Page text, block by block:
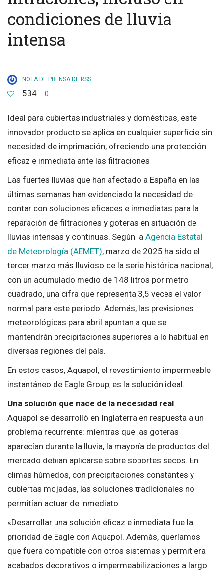
condiciones de lluvia
intensa
NOTA DE PRENSA DE RSS
534 0
Ideal para cubiertas industriales y domésticas, este
innovador producto se aplica en cualquier superficie sin
necesidad de imprimación, ofreciendo una protección
eficaz e inmediata ante las filtraciones
Las fuertes lluvias que han afectado a España en las
últimas semanas han evidenciado la necesidad de
contar con soluciones eficaces e inmediatas para la
reparación de filtraciones y goteras en situación de
lluvias intensas y continuas. Según la Agencia Estatal
de Meteorología (AEMET), marzo de 2025 ha sido el
tercer marzo más lluvioso de la serie histórica nacional,
con un acumulado medio de 148 litros por metro
cuadrado, una cifra que representa 3,5 veces el valor
normal para este periodo. Además, las previsiones
meteorológicas para abril apuntan a que se
mantendrán precipitaciones superiores a lo habitual en
diversas regiones del país.
En estos casos, Aquapol, el revestimiento impermeable
instantáneo de Eagle Group, es la solución ideal.
Una solución que nace de la necesidad real
Aquapol se desarrolló en Inglaterra en respuesta a un
problema recurrente: mientras que las goteras
aparecían durante la lluvia, la mayoría de productos del
mercado debían aplicarse sobre soportes secos. En
climas húmedos, con precipitaciones constantes y
cubiertas mojadas, las soluciones tradicionales no
permitían actuar de inmediato.
«Desarrollar una solución eficaz e inmediata fue la
prioridad de Eagle con Aquapol. Además, queríamos
que fuera compatible con otros sistemas y permitiera
acabados decorativos o impermeabilizaciones a largo